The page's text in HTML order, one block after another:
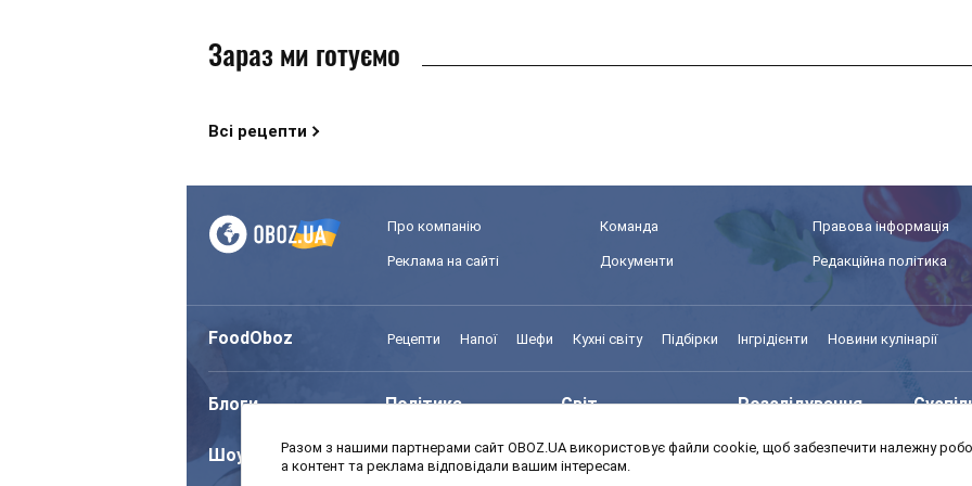
Зараз ми готуємо
Всі рецепти
Про компанію Команда Правова інформація
Реклама на сайті Документи Редакційна політика
FoodOboz Рецепти Напої Шефи Кухні світу Підбірки Інгрідієнти Новини кулінарії
Блоги Політика Світ Розслідування
Шоу Спорт Моя школа Авто
Разом з нашими партнерами сайт OBOZ.UA використовує файли cookie, щоб забезпечити належну
а контент та реклама відповідали вашим інтересам.